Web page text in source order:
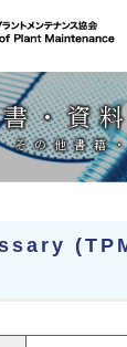
・資
その他書籍